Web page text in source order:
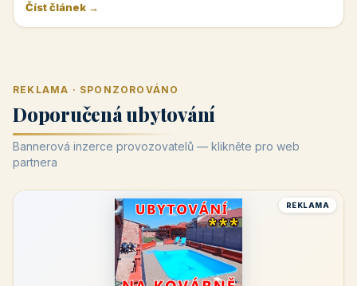
Číst článek →
REKLAMA · SPONZOROVÁNO
Doporučená ubytování
Bannerová inzerce provozovatelů — klikněte pro web
partnera
REKLAMA